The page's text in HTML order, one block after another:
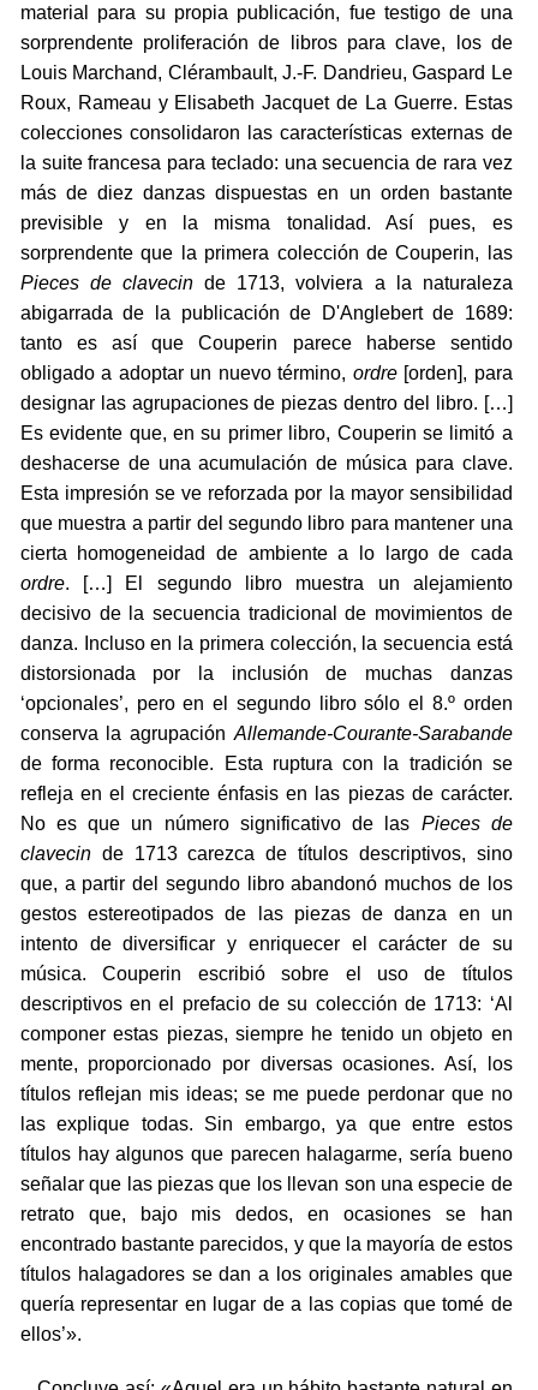
material para su propia publicación, fue testigo de una
sorprendente proliferación de libros para clave, los de
Louis Marchand, Clérambault, J.-F. Dandrieu, Gaspard Le
Roux, Rameau y Elisabeth Jacquet de La Guerre. Estas
colecciones consolidaron las características externas de
la suite francesa para teclado: una secuencia de rara vez
más de diez danzas dispuestas en un orden bastante
previsible y en la misma tonalidad. Así pues, es
sorprendente que la primera colección de Couperin, las
Pieces de clavecin de 1713, volviera a la naturaleza
abigarrada de la publicación de D'Anglebert de 1689:
tanto es así que Couperin parece haberse sentido
obligado a adoptar un nuevo término, ordre[orden], para
designar las agrupaciones de piezas dentro del libro. […]
Es evidente que, en su primer libro, Couperin se limitó a
deshacerse de una acumulación de música para clave.
Esta impresión se ve reforzada por la mayor sensibilidad
que muestra a partir del segundo libro para mantener una
cierta homogeneidad de ambiente a lo largo de cada
ordre. […] El segundo libro muestra un alejamiento
decisivo de la secuencia tradicional de movimientos de
danza. Incluso en la primera colección, la secuencia está
distorsionada por la inclusión de muchas danzas
‘opcionales’, pero en el segundo libro sólo el 8.º orden
conserva la agrupación Allemande-Courante-Sarabande
de forma reconocible. Esta ruptura con la tradición se
refleja en el creciente énfasis en las piezas de carácter.
No es que un número significativo de las Pieces de
clavecinde 1713 carezca de títulos descriptivos, sino
que, a partir del segundo libro abandonó muchos de los
gestos estereotipados de las piezas de danza en un
intento de diversificar y enriquecer el carácter de su
música. Couperin escribió sobre el uso de títulos
descriptivos en el prefacio de su colección de 1713: ‘Al
componer estas piezas, siempre he tenido un objeto en
mente, proporcionado por diversas ocasiones. Así, los
títulos reflejan mis ideas; se me puede perdonar que no
las explique todas. Sin embargo, ya que entre estos
títulos hay algunos que parecen halagarme, sería bueno
señalar que las piezas que los llevan son una especie de
retrato que, bajo mis dedos, en ocasiones se han
encontrado bastante parecidos, y que la mayoría de estos
títulos halagadores se dan a los originales amables que
quería representar en lugar de a las copias que tomé de
ellos’».